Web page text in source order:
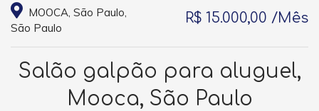
MOOCA, São Paulo,
São Paulo
R$ 15.000,00 /Mês
Salão galpão para aluguel,
Mooca, São Paulo